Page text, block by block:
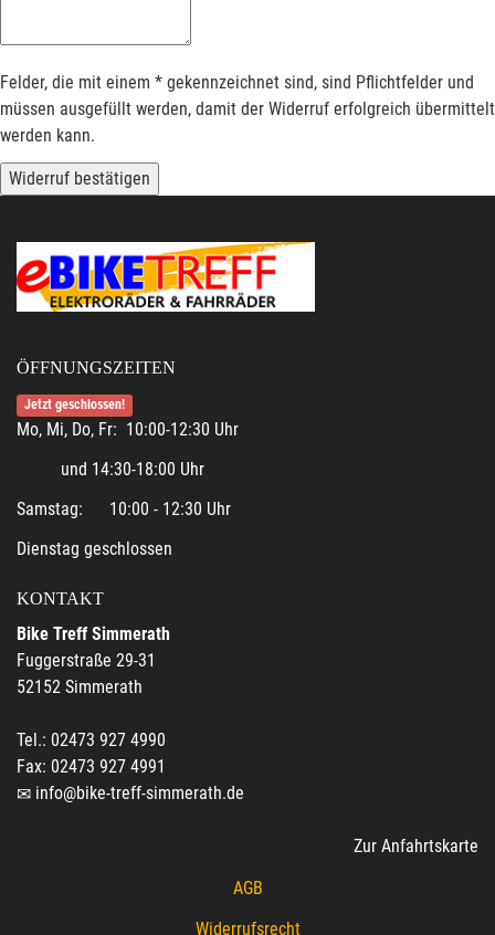
Felder, die mit einem * gekennzeichnet sind, sind Pflichtfelder und
müssen ausgefüllt werden, damit der Widerruf erfolgreich übermittelt
werden kann.
Widerruf bestätigen
ÖFFNUNGSZEITEN
Jetzt geschlossen!
Mo, Mi, Do, Fr: 10:00-12:30 Uhr
und 14:30-18:00 Uhr
Samstag: 10:00 - 12:30 Uhr
Dienstag geschlossen
KONTAKT
Bike Treff Simmerath
Fuggerstraße 29-31
52152 Simmerath
Tel.: 02473 927 4990
Fax: 02473 927 4991
info@bike-treff-simmerath.de
Zur Anfahrtskarte
AGB
Widerrufsrecht